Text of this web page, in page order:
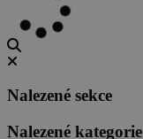
Nalezené sekce
Nalezené kategorie